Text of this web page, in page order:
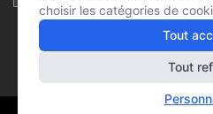
choisir les catégories de
Tout
Tout